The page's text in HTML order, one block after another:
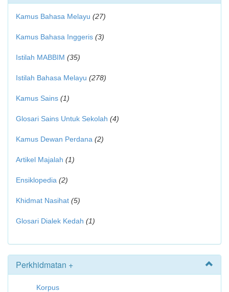
Kamus Bahasa Melayu (27)
Kamus Bahasa Inggeris (3)
Istilah MABBIM (35)
Istilah Bahasa Melayu (278)
Kamus Sains (1)
Glosari Sains Untuk Sekolah (4)
Kamus Dewan Perdana (2)
Artikel Majalah (1)
Ensiklopedia (2)
Khidmat Nasihat (5)
Glosari Dialek Kedah (1)
Perkhidmatan +
Korpus